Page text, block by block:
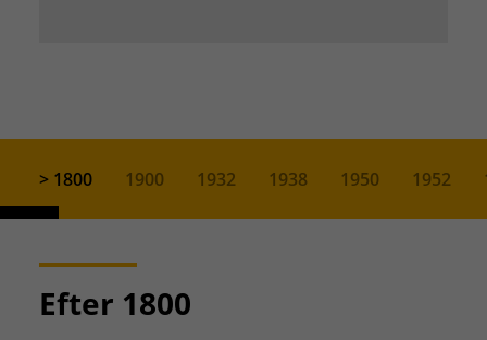
> 1800 1900 1932 1938 1950 1952
Efter 1800